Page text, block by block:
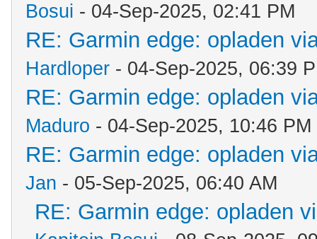
Bosui - 04-Sep-2025, 02:41 PM
RE: Garmin edge: opladen
Hardloper - 04-Sep-2025, 06:39
RE: Garmin edge: opladen
Maduro - 04-Sep-2025, 10:46 PM
RE: Garmin edge: opladen
Jan - 05-Sep-2025, 06:40 AM
RE: Garmin edge: opladen